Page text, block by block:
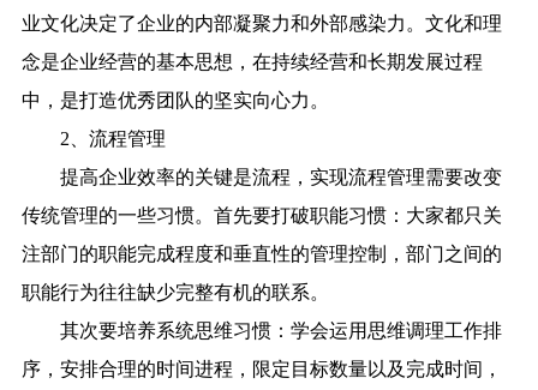
业文化决定了企业的内部凝聚力和外部感染力。文化和理
念是企业经营的基本思想，在持续经营和长期发展过程
中，是打造优秀团队的坚实向心力。
2、流程管理
提高企业效率的关键是流程，实现流程管理需要改变
传统管理的一些习惯。首先要打破职能习惯：大家都只关
注部门的职能完成程度和垂直性的管理控制，部门之间的
职能行为往往缺少完整有机的联系。
其次要培养系统思维习惯：学会运用思维调理工作排
序，安排合理的时间进程，限定目标数量以及完成时间，